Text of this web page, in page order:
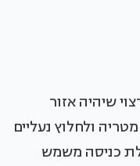
שיהיה אזור
ולחלוץ נעליים
כניסה משמש